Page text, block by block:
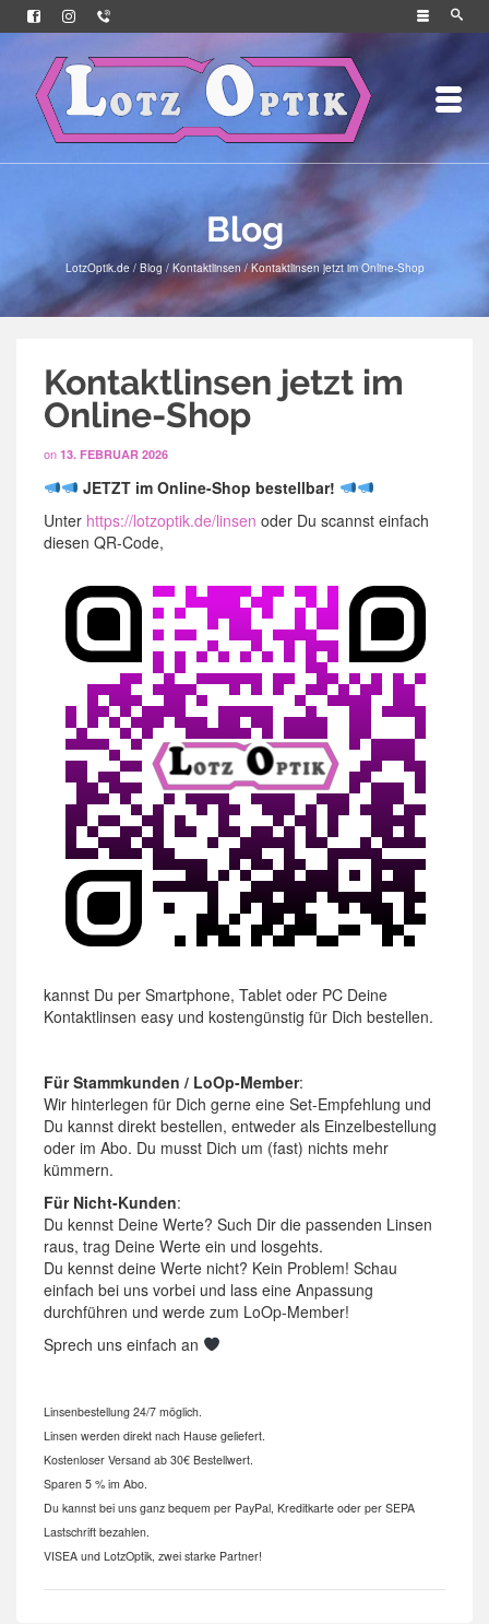
Blog
LotzOptik.de / Blog / Kontaktlinsen / Kontaktlinsen jetzt im Online-Shop
Kontaktlinsen jetzt im
Online-Shop
on 13. FEBRUAR 2026
JETZT im Online-Shop bestellbar!
Unter https://lotzoptik.de/linsen oder Du scannst einfach
diesen QR-Code,
kannst Du per Smartphone, Tablet oder PC Deine
Kontaktlinsen easy und kostengünstig für Dich bestellen.
Für Stammkunden / LoOp-Member:
Wir hinterlegen für Dich gerne eine Set-Empfehlung und
Du kannst direkt bestellen, entweder als Einzelbestellung
oder im Abo. Du musst Dich um (fast) nichts mehr
kümmern.
Für Nicht-Kunden:
Du kennst Deine Werte? Such Dir die passenden Linsen
raus, trag Deine Werte ein und losgehts.
Du kennst deine Werte nicht? Kein Problem! Schau
einfach bei uns vorbei und lass eine Anpassung
durchführen und werde zum LoOp-Member!
Sprech uns einfach an
Linsenbestellung 24/7 möglich.
Linsen werden direkt nach Hause geliefert.
Kostenloser Versand ab 30€ Bestellwert.
Sparen 5 % im Abo.
Du kannst bei uns ganz bequem per PayPal, Kreditkarte oder per SEPA
Lastschrift bezahlen.
VISEA und LotzOptik, zwei starke Partner!